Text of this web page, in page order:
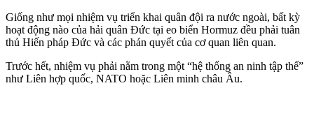
Giống như mọi nhiệm vụ triển khai quân đội ra nước ngoài, bất kỳ
hoạt động nào của hải quân Đức tại eo biển Hormuz đều phải tuân
thủ Hiến pháp Đức và các phán quyết của cơ quan liên quan.
Trước hết, nhiệm vụ phải nằm trong một “hệ thống an ninh tập thể”
như Liên hợp quốc, NATO hoặc Liên minh châu Âu.